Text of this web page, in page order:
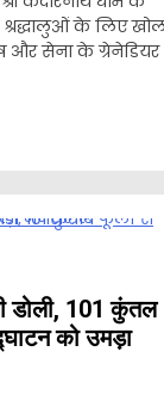
श्रद्धालुओं के लिए
और सेना के ग्रेनेडियर
डोली, 101 कुंतल
को उमड़ा